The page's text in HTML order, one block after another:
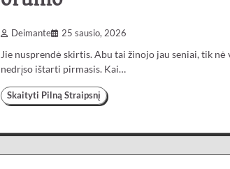
Deimante 25 sausio, 2026
Jie nusprendė skirtis. Abu tai žinojo jau seniai, tik nė
nedrįso ištarti pirmasis. Kai…
Skaityti Pilną Straipsnį